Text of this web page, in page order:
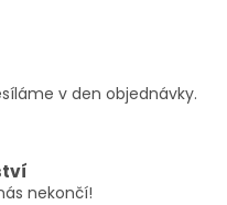
v den objednávky.
nekončí!